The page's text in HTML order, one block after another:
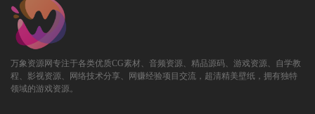
万象资源网专注于各类优质CG素材、音频资源、精品源码、游戏资源、自学教
程、影视资源、网络技术分享、网赚经验项目交流，超清精美壁纸，拥有独特
领域的游戏资源。